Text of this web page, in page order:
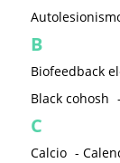
B
Biofeedback
Black cohosh -
C
Calcio -